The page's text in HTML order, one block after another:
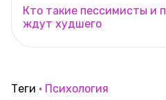
Кто такие пессимисты и
ждут худшего
Теги Психология